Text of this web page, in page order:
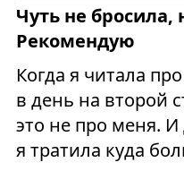
Чуть не бросила,
Рекомендую
Когда я читала
в день на второй
это не про меня.
я тратила куда